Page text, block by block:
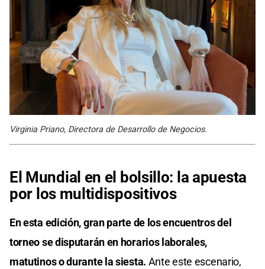
Virginia Priano, Directora de Desarrollo de Negocios.
El Mundial en el bolsillo: la apuesta
por los multidispositivos
En esta edición, gran parte de los encuentros del
torneo se disputarán en horarios laborales,
matutinos o durante la siesta. Ante este escenario,